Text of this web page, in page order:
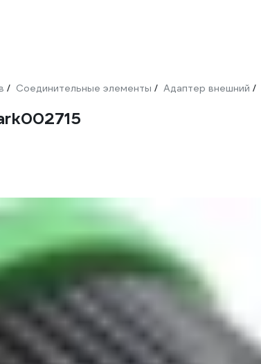
/ Соединительные элементы / Адаптер внешний /